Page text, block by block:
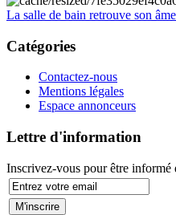
La salle de bain retrouve son
Catégories
Contactez-nous
Mentions légales
Espace annonceurs
Lettre d'information
Inscrivez-vous pour être informé